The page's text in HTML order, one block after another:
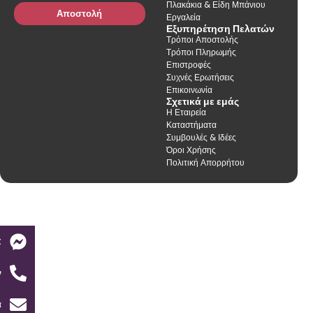
Αποστολή
Πλακάκια & Είδη Μπάνιου
Εργαλεία
Εξυπηρέτηση Πελατών
Τρόποι Αποστολής
Τρόποι Πληρωμής
Επιστροφές
Συχνές Ερωτήσεις
Επικοινωνία
Σχετικά με εμάς
Η Εταιρεία
Καταστήματα
Συμβουλές & Ιδέες
Όροι Χρήσης
Πολιτική Απορρήτου